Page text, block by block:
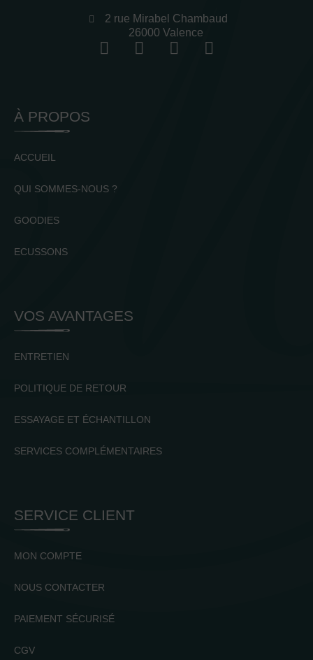
2 rue Mirabel Chambaud
26000 Valence
À PROPOS
ACCUEIL
QUI SOMMES-NOUS ?
GOODIES
ECUSSONS
VOS AVANTAGES
ENTRETIEN
POLITIQUE DE RETOUR
ESSAYAGE ET ÉCHANTILLON
SERVICES COMPLÉMENTAIRES
SERVICE CLIENT
MON COMPTE
NOUS CONTACTER
PAIEMENT SÉCURISÉ
CGV